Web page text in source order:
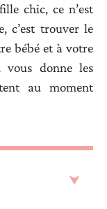
chic, ce n’est
c’est trouver le
bébé et à votre
vous donne les
au moment